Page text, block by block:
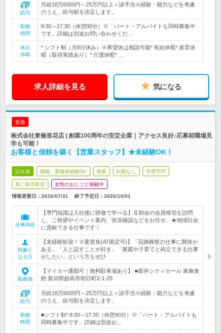
給与
月給18万6000円～25万円以上＋諸手当※経験・能力などを考慮
のうえ、給与額を決定します。
勤務
時間
8:30～17:30（休憩90分）※「パート・アルバイトも同時募集中
です。詳細は別途お問い合わせくだ…
休日
休暇
* シフト制（月8日休み）※希望休は相談可能* 有給休暇* 産育休
暇（取得実績あり）* 介護休暇* …
求人詳細を見る 気になる
新着
株式会社東條造花店 | 創業100周年の安定企業｜アクセス良好♪応募前職場見
学も可能！
お客様と信頼を築く【営業スタッフ】★未経験OK！
正社員 職種・業種未経験OK 急募 転勤なし 学歴不問
第二新卒歓迎 女性のおしごと掲載中
情報更新日：2026/07/31 終了予定日： 2026/10/01
仕事内容
【専門知識は入社後に研修で学べる】互助会の会員様宅を訪問
し、ご挨拶やイベント案内、状況確認などをお任せ。★地域社会
に貢献できる仕事です！
対象と
なる方
【未経験歓迎！※要普免(AT限定可)】「冠婚葬祭の仕事に興味が
ある」「人と話すことが好き」「家庭や子育てと両立できる仕事
がしたい」という方もぜひ
勤務地
【マイカー通勤可｜無料駐車場あり】 ■新井シティホール 東條會
館 新潟県妙高市朝日町2-1-25
給与
月給18万6000円～25万円以上＋諸手当※経験・能力などを考慮
のうえ、給与額を決定します。
勤務
時間
■シフト制* 8:30～17:30（休憩90分）※「パート・アルバイトも
同時募集中です。詳細は別途お…